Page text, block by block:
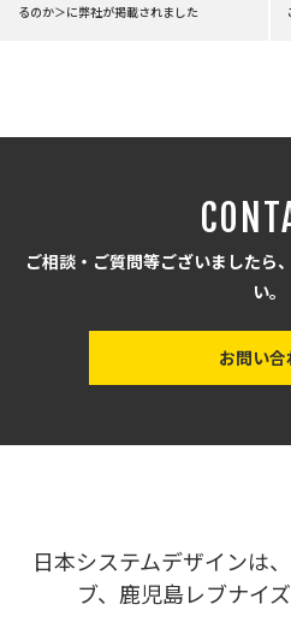
るのか＞に弊社が掲載されました
ご相談・ご質問等ございましたら
い。
お問い
日本システムデザインは
ブ、鹿児島レブナイ